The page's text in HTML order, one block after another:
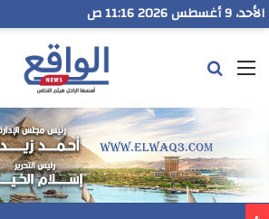
الأحد، 9 أغسطس 2026 11:16 ص
القائمة